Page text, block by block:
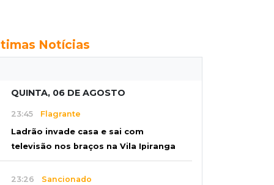
Notícias
QUINTA, 06 DE AGOSTO
23:45 Flagrante
Ladrão invade casa e sai com
televisão nos braços na Vila Ipiranga
23:26 Sancionado